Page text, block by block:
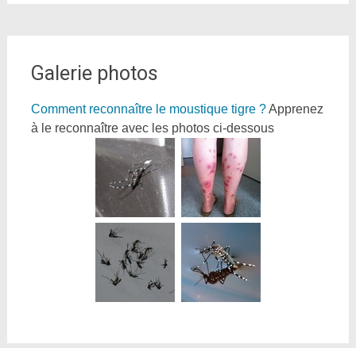
Galerie photos
Comment reconnaître le moustique tigre ?Apprenez
à le reconnaître avec les photos ci-dessous